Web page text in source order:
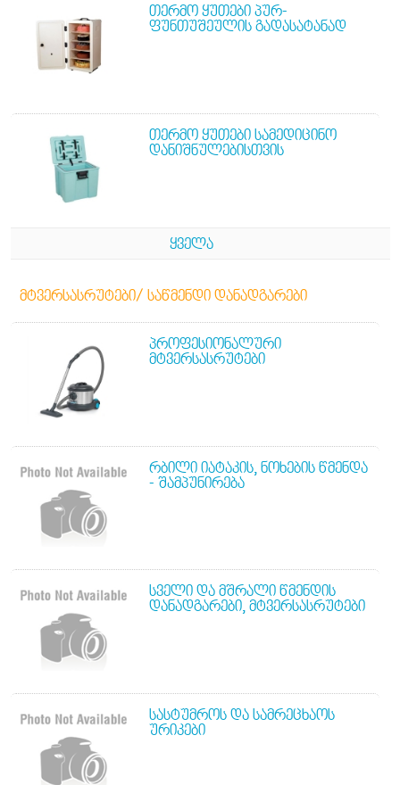
ᲗᲔᲠᲛᲝ ᲧᲣᲗᲔᲑᲘ ᲞᲣᲠ-
ᲤᲣᲜᲗᲣᲨᲔᲣᲚᲘᲡ ᲒᲐᲓᲐᲡᲐᲢᲐᲜᲐᲓ
ᲗᲔᲠᲛᲝ ᲧᲣᲗᲔᲑᲘ ᲡᲐᲛᲔᲓᲘᲪᲘᲜᲝ
ᲓᲐᲜᲘᲨᲜᲣᲚᲔᲑᲘᲡᲗᲕᲘᲡ
ᲧᲕᲔᲚᲐ
ᲛᲢᲕᲔᲠᲡᲐᲡᲠᲣᲢᲔᲑᲘ/ ᲡᲐᲬᲛᲔᲜᲓᲘ ᲓᲐᲜᲐᲓᲒᲐᲠᲔᲑᲘ
ᲞᲠᲝᲤᲔᲡᲘᲝᲜᲐᲚᲣᲠᲘ
ᲛᲢᲕᲔᲠᲡᲐᲡᲠᲣᲢᲔᲑᲘ
ᲠᲑᲘᲚᲘ ᲘᲐᲢᲐᲙᲘᲡ, ᲜᲝᲮᲔᲑᲘᲡ ᲬᲛᲔᲜᲓᲐ
- ᲨᲐᲛᲞᲣᲜᲘᲠᲔᲑᲐ
ᲡᲕᲔᲚᲘ ᲓᲐ ᲛᲨᲠᲐᲚᲘ ᲬᲛᲔᲜᲓᲘᲡ
ᲓᲐᲜᲐᲓᲒᲐᲠᲔᲑᲘ, ᲛᲢᲕᲔᲠᲡᲐᲡᲠᲣᲢᲔᲑᲘ
ᲡᲐᲡᲢᲣᲛᲠᲝᲡ ᲓᲐ ᲡᲐᲛᲠᲔᲪᲮᲐᲝᲡ
ᲣᲠᲘᲙᲔᲑᲘ